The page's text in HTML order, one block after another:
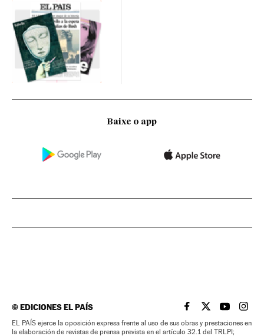
Baixe o app
©EDICIONES EL PAÍS EL PAÍS BRASIL EN
EL PAÍSEL PAÍS
EL
EL PAÍS ejerce la oposición expresa frente al uso de sus obras y prestaciones en
la elaboración de revistas de prensa prevista en el artículo 32.1 del TRLPI;